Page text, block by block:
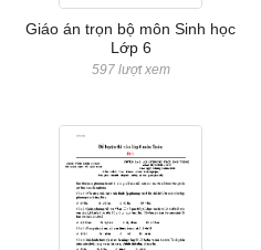
Giáo án trọn bộ môn Sinh học
Lớp 6
597 lượt xem